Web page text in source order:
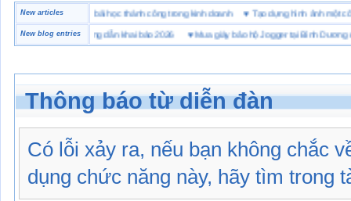
New articles
biệt” của Microsoft ♥4 bài học thành công trong kinh doanh ♥Tạo dựng hình ảnh
New blog entries
quan là gì? Hướng dẫn khai báo 2026♥ Mua giày bảo hộ Jogger tại Bình Dương ở
Thông báo từ diễn đàn
Có lỗi xảy ra, nếu bạn không chắc
dụng chức năng này, hãy tìm trong